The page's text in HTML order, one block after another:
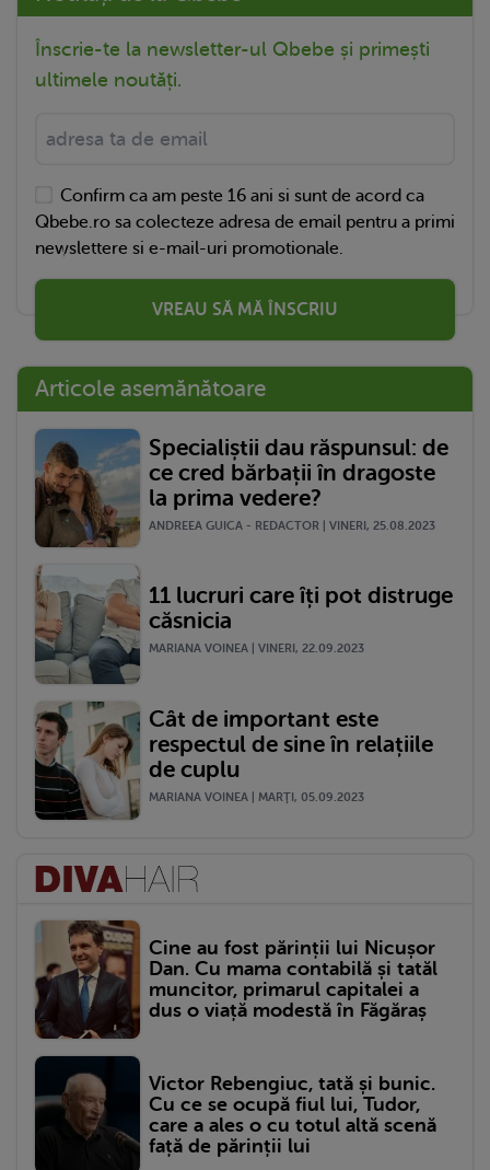
Înscrie-te la newsletter-ul Qbebe și primești
ultimele noutăți.
Confirm ca am peste 16 ani si sunt de acord ca
Qbebe.ro sa colecteze adresa de email pentru a primi
newslettere si e-mail-uri promotionale.
VREAU SĂ MĂ ÎNSCRIU
Articole asemănătoare
Specialiștii dau răspunsul: de
ce cred bărbații în dragoste
la prima vedere?
ANDREEA GUICA - REDACTOR | VINERI, 25.08.2023
11 lucruri care îți pot distruge
căsnicia
MARIANA VOINEA | VINERI, 22.09.2023
Cât de important este
respectul de sine în relațiile
de cuplu
MARIANA VOINEA | MARŢI, 05.09.2023
Cine au fost părinții lui Nicușor
Dan. Cu mama contabilă și tatăl
muncitor, primarul capitalei a
dus o viață modestă în Făgăraș
Victor Rebengiuc, tată și bunic.
Cu ce se ocupă fiul lui, Tudor,
care a ales o cu totul altă scenă
față de părinții lui